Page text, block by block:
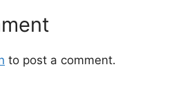
to post a comment.